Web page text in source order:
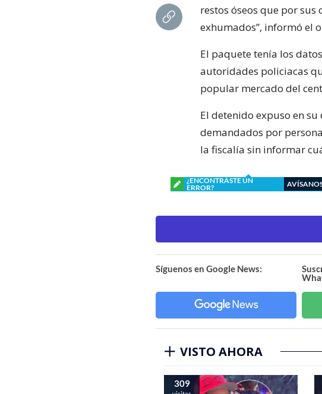
restos óseos que por
exhumados”, informó el
El paquete tenía los
autoridades policiacas
popular mercado del
El detenido expuso en
demandados por
la fiscalía sin informar
¿ENCONTRASTE UN
ERROR?
Síguenos en Google News:
VISTO AHORA
309